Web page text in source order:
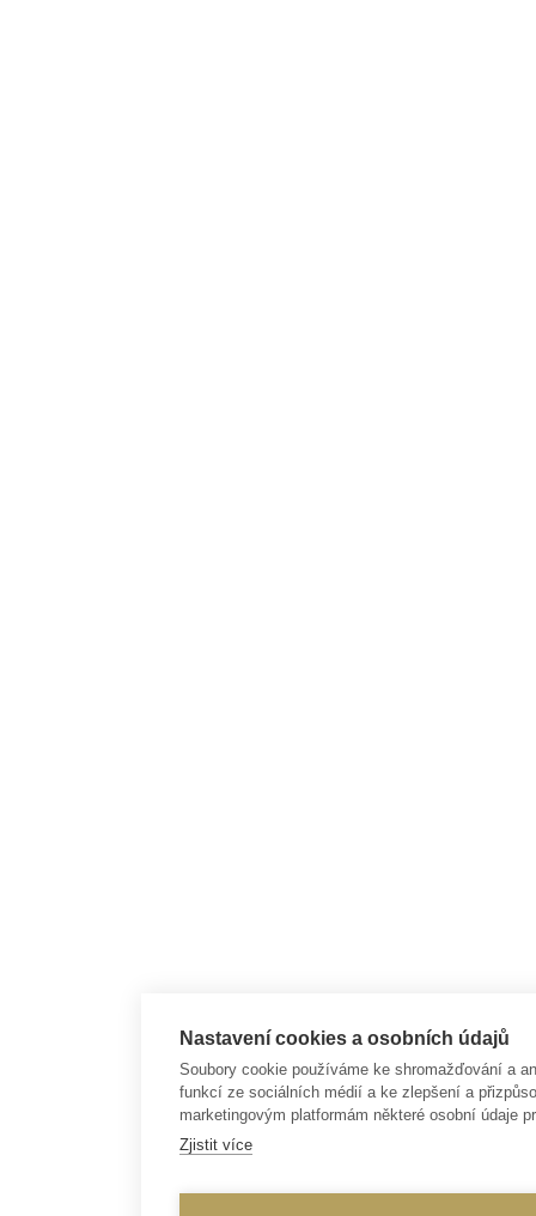
Nastavení cookies a osobních údajů
Soubory cookie používáme ke shromažďování a
funkcí ze sociálních médií a ke zlepšení a
marketingovým platformám některé osobní údaje
Zjistit více